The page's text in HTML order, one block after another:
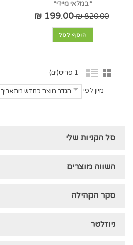
*במלאי מיידי*
820.00 ₪
199.00 ₪
הוסף לסל
1 פריט(ים)
מיון לפי הגדר מוצר כחדש מתאריך
סל הקניות שלי
השווה מוצרים
סקר הקהילה
ניוזלטר